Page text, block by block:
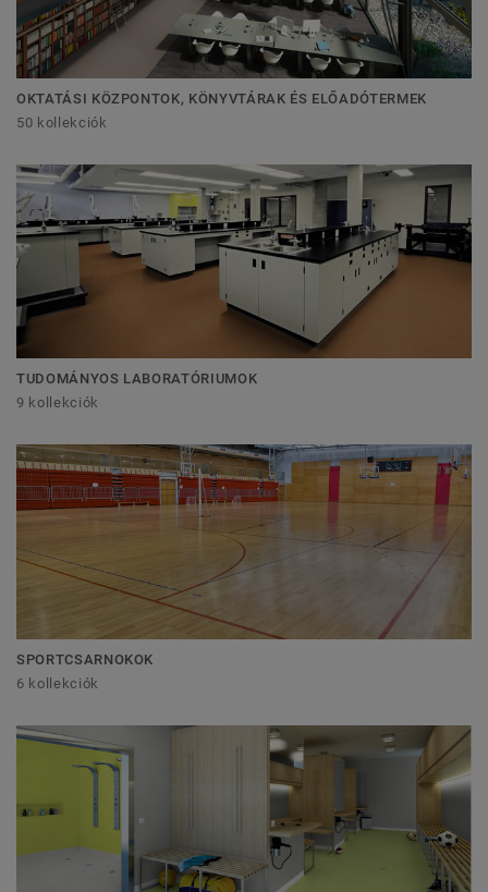
OKTATÁSI KÖZPONTOK, KÖNYVTÁRAK ÉS ELŐADÓTERMEK
50 kollekciók
TUDOMÁNYOS LABORATÓRIUMOK
9 kollekciók
SPORTCSARNOKOK
6 kollekciók